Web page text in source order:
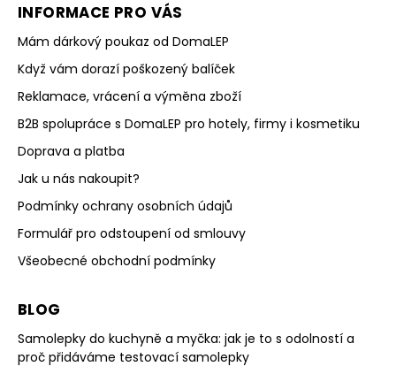
INFORMACE PRO VÁS
Mám dárkový poukaz od DomaLEP
Když vám dorazí poškozený balíček
Reklamace, vrácení a výměna zboží
B2B spolupráce s DomaLEP pro hotely, firmy i kosmetiku
Doprava a platba
Jak u nás nakoupit?
Podmínky ochrany osobních údajů
Formulář pro odstoupení od smlouvy
Všeobecné obchodní podmínky
BLOG
Samolepky do kuchyně a myčka: jak je to s odolností a
proč přidáváme testovací samolepky